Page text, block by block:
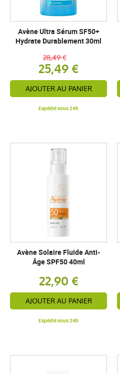
Avène Ultra Sérum SF50+
Hydrate Durablement 30ml
25,49 €
28,49 €
AJOUTER AU PANIER
Expédié sous 24h
Avène Solaire Fluide Anti-
Âge SPF50 40ml
22,90 €
AJOUTER AU PANIER
Expédié sous 24h